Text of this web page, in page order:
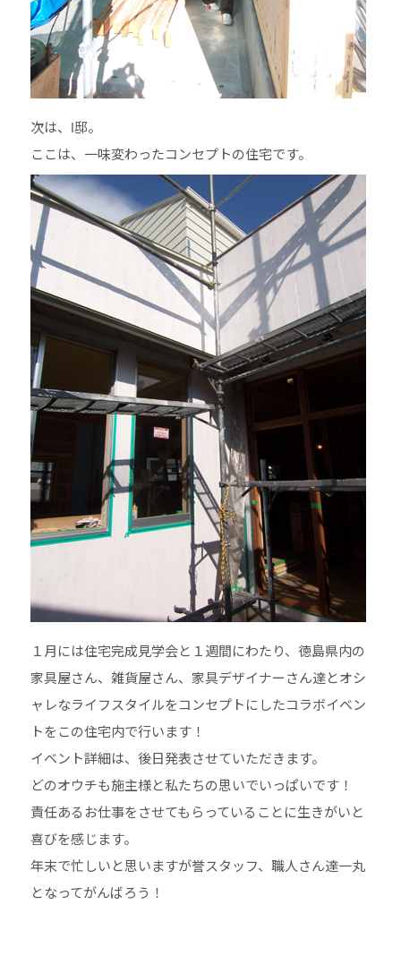
次は、I邸。
ここは、一味変わったコンセプトの住宅です。
１月には住宅完成見学会と１週間にわたり、徳島県内の
家具屋さん、雑貨屋さん、家具デザイナーさん達とオシ
ャレなライフスタイルをコンセプトにしたコラボイベン
トをこの住宅内で行います！
イベント詳細は、後日発表させていただきます。
どのオウチも施主様と私たちの思いでいっぱいです！
責任あるお仕事をさせてもらっていることに生きがいと
喜びを感じます。
年末で忙しいと思いますが誉スタッフ、職人さん達一丸
となってがんばろう！